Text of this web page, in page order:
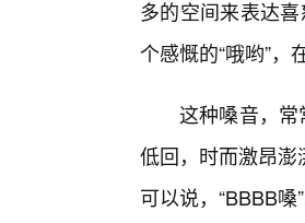
多的空间来表达
个感慨的“哦哟”，
这种嗓音，
低回，时而激昂澎
可以说，“BBBB